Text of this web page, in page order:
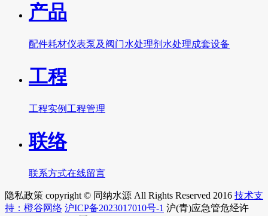
产品
配件耗材仪表泵及阀门水处理剂 水处理成套设备
工程
工程实例 工程管理
联络
联系方式在线留言
隐私政策 copyright © 同纳水源 All Rights Reserved 2016 技术支
持：橙谷网络 沪ICP备2023017010号-1 沪(青)应急管危经许